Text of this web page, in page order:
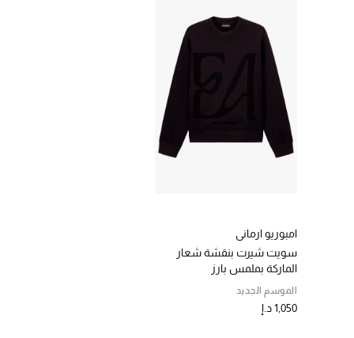
امبوريو ارماني
سويت شيرت بنقشة شعار
الماركة بملمس بارز
الموسم الجديد
1,050 د.إ